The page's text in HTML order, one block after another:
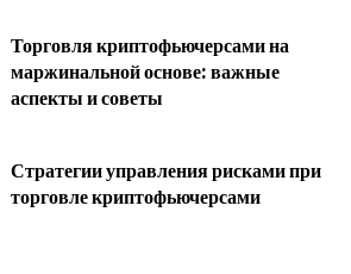
Торговля криптофьючерсами на
маржинальной основе: важные
аспекты и советы
Стратегии управления рисками при
торговле криптофьючерсами